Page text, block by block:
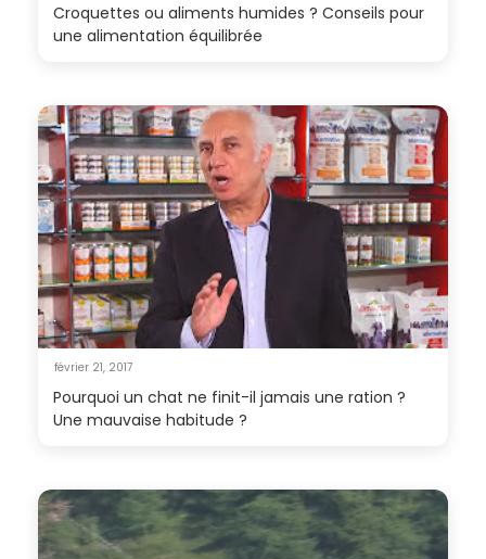
Croquettes ou aliments humides ? Conseils pour
une alimentation équilibrée
février 21, 2017
Pourquoi un chat ne finit-il jamais une ration ?
Une mauvaise habitude ?